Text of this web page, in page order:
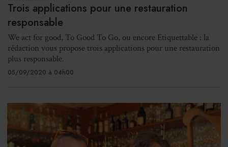
Trois applications pour une restauration
responsable
We act for good, To Good To Go, ou encore Etiquettable : la
rédaction vous propose trois applications pour une restauration
plus responsable.
05/09/2020 à 04h00